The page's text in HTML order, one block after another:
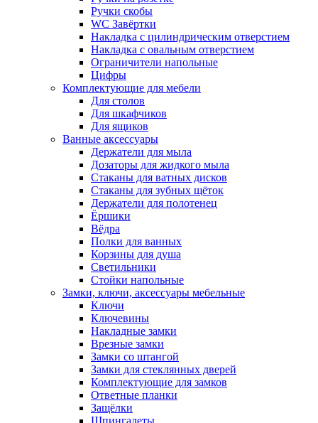
Ручки скобы
WC Завёртки
Накладка с цилиндрическим отверстием
Накладка с овальным отверстием
Ограничители напольные
Цифры
Комплектующие для мебели
Для столов
Для шкафчиков
Для ящиков
Ванные аксессуары
Держатели для мыла
Дозаторы для жидкого мыла
Стаканы для ватных дисков
Стаканы для зубных щёток
Держатели для полотенец
Ёршики
Вёдра
Полки для ванных
Корзины для душа
Светильники
Стойки напольные
Замки, ключи, аксессуары мебельные
Ключи
Ключевины
Накладные замки
Врезные замки
Замки со штангой
Замки для стеклянных дверей
Комплектующие для замков
Ответные планки
Защёлки
Шпингалеты